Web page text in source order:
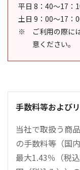
平日 8：40～17：
土日 9：00～17：
ご利用の際に
意ください。
手数料等および
当社で取扱う商
の手数料等（国
最大1.43％（税